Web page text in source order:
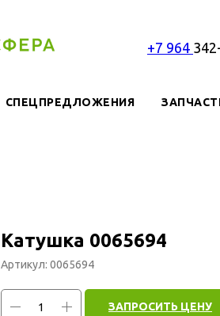
+7 964
СПЕЦПРЕДЛОЖЕНИЯ
Катушка 0065694
Артикул: 0065694
ЗАПРОСИТЬ ЦЕНУ